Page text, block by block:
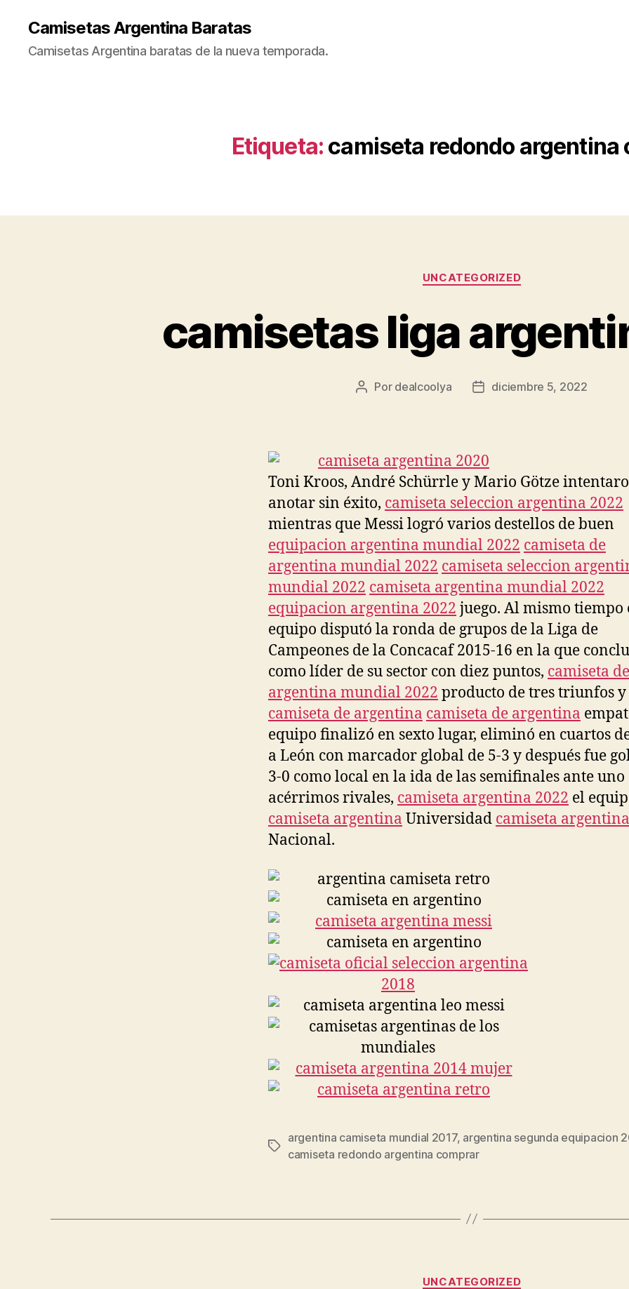
Camisetas Argentina Baratas
Camisetas Argentina baratas de la nueva temporada.
Etiqueta: camiseta redondo argentina
Categorías
UNCATEGORIZED
camisetas liga
Autor
Por dealcoolya
Fechadiciembre 5, 2022
Toni Kroos, André Schürrle y Mario Götze
anotar sin éxito, camiseta seleccion argentina 2022
mientras que Messi logró varios destellos de buen
equipacion argentina mundial 2022 camiseta de
argentina mundial 2022 camiseta seleccion
mundial 2022 camiseta argentina mundial 2022
equipacion argentina 2022 juego. Al mismo tiempo
equipo disputó la ronda de grupos de la Liga de
Campeones de la Concacaf 2015-16 en la que
como líder de su sector con diez puntos, camiseta de
argentina mundial 2022 producto de tres triunfos
camiseta de argentina camiseta de argentina
equipo finalizó en sexto lugar, eliminó en cuartos
a León con marcador global de 5-3 y después fue
3-0 como local en la ida de las semifinales ante uno
acérrimos rivales, camiseta argentina 2022 el
camiseta argentina Universidad camiseta
Nacional.
Etiquetas
argentina camiseta mundial 2017, argentina segunda equipacion
camiseta redondo argentina comprar
Categorías
UNCATEGORIZED